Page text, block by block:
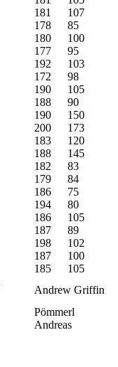
181
107
178
85
180
100
177
95
192
103
172
98
190
105
188
90
190
150
200
173
183
120
188
145
182
83
179
84
186
75
194
80
186
105
187
89
198
102
187
100
185
105
Andrew Griffin
Pömmerl
Andreas